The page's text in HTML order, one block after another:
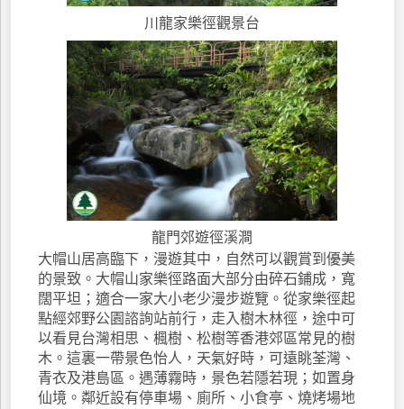
川龍家樂徑觀景台
龍門郊遊徑溪澗
大帽山居高臨下，漫遊其中，自然可以觀賞到優美
的景致。大帽山家樂徑路面大部分由碎石鋪成，寬
闊平坦；適合一家大小老少漫步遊覽。從家樂徑起
點經郊野公園諮詢站前行，走入樹木林徑，途中可
以看見台灣相思、楓樹、松樹等香港郊區常見的樹
木。這裏一帶景色怡人，天氣好時，可遠眺荃灣、
青衣及港島區。遇薄霧時，景色若隱若現；如置身
仙境。鄰近設有停車場、廁所、小食亭、燒烤場地